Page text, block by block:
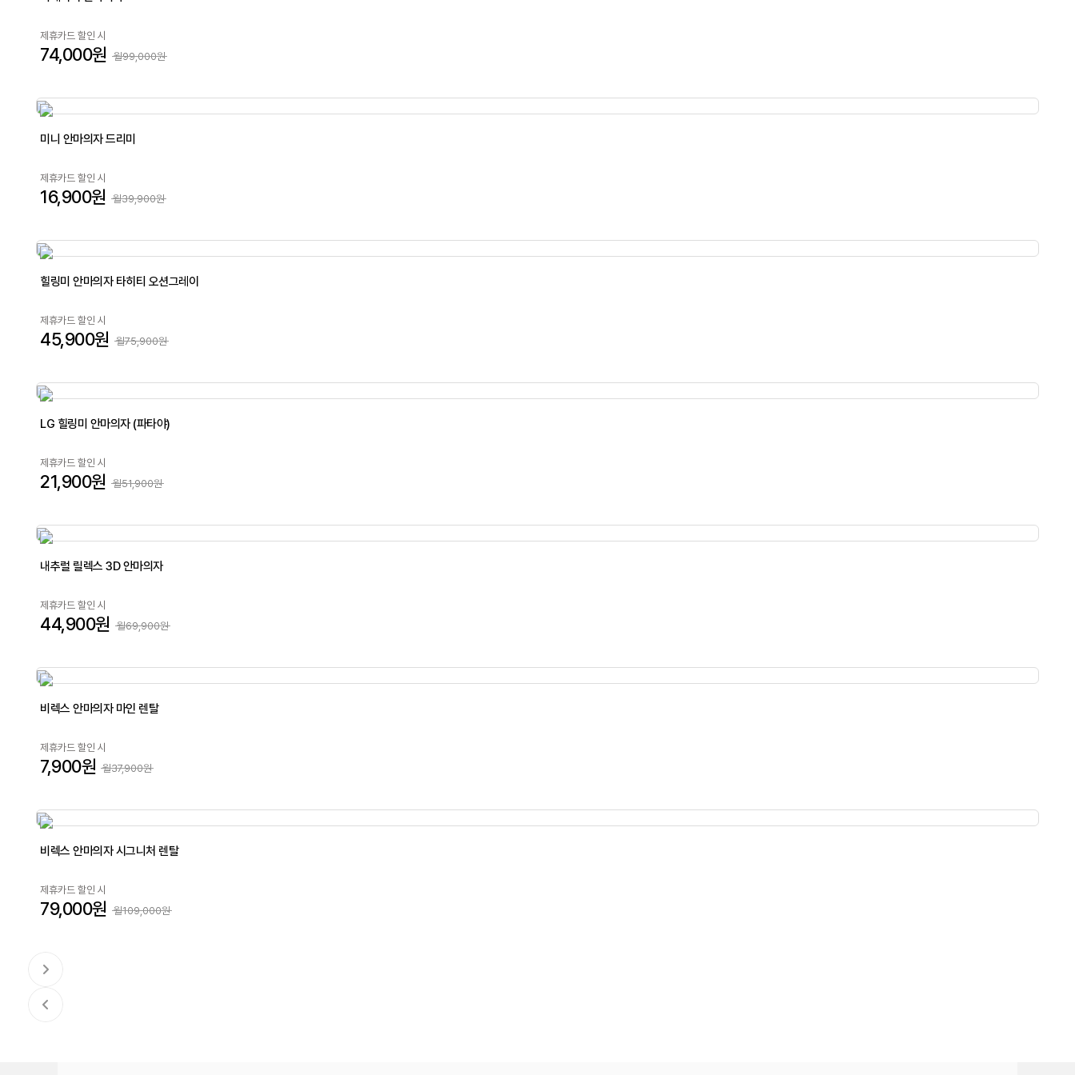
제휴카드 할인 시
74,000원 월99,000원
미니 안마의자 드리미
제휴카드 할인 시
16,900원 월39,900원
힐링미 안마의자 타히티 오션그레이
제휴카드 할인 시
45,900원 월75,900원
LG 힐링미 안마의자 (파타야)
제휴카드 할인 시
21,900원 월51,900원
내추럴 릴렉스 3D 안마의자
제휴카드 할인 시
44,900원 월69,900원
비렉스 안마의자 마인 렌탈
제휴카드 할인 시
7,900원 월37,900원
비렉스 안마의자 시그니처 렌탈
제휴카드 할인 시
79,000원 월109,000원